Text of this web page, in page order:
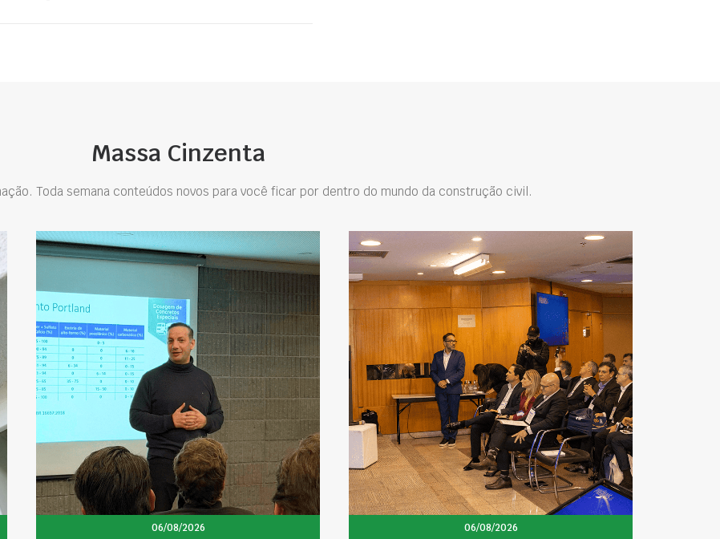
Massa Cinzenta
Toda semana conteúdos novos para você ficar por dentro do mundo da construção civil.
06/08/2026 06/08/2026